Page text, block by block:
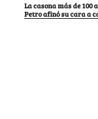
La casona más de 100
Petro afinó su cara a